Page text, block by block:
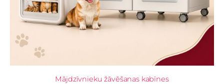
Mājdzīvnieku žāvēšanas kabīnes